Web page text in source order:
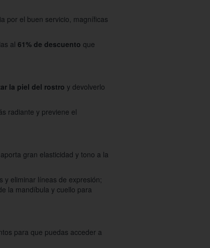
por el buen servicio, magníficas
al 61% de descuento que
la piel del rostro y devolverlo
radiante y previene el
gran elasticidad y tono a la
y eliminar líneas de expresión;
la mandíbula y cuello para
para que puedas acceder a